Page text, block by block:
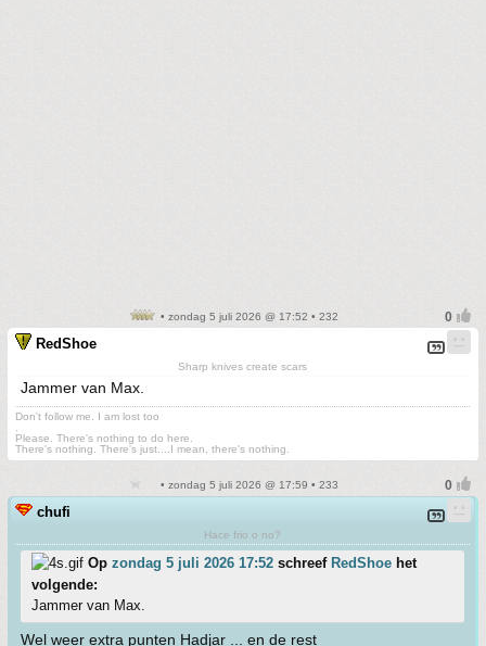
• zondag 5 juli 2026 @ 17:52 • 232
RedShoe
Sharp knives create scars
Jammer van Max.
Don't follow me. I am lost too
Please. There's nothing to do here.
There's nothing. There's just....I mean, there's nothing.
• zondag 5 juli 2026 @ 17:59 • 233
chufi
Hace frio o no?
Op zondag 5 juli 2026 17:52 schreef RedShoe het
volgende:
Jammer van Max.
Wel weer extra punten Hadjar ... en de rest